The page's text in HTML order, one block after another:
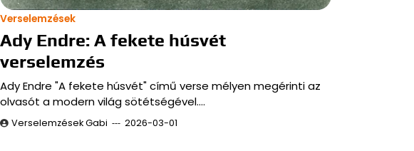
Verselemzések
Ady Endre: A fekete húsvét
verselemzés
Ady Endre "A fekete húsvét" című verse mélyen megérinti az
olvasót a modern világ sötétségével.…
Verselemzések Gabi 2026-03-01